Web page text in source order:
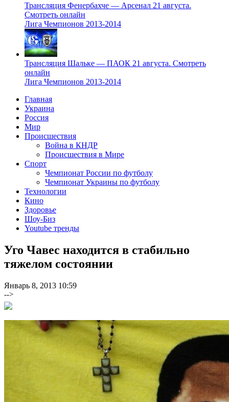
Трансляция Фенербахче — Арсенал 21 августа.
Смотреть онлайн
Лига Чемпионов 2013-2014
Трансляция Шальке — ПАОК 21 августа. Смотреть
онлайн
Лига Чемпионов 2013-2014
Главная
Украина
Россия
Мир
Происшествия
Война в КНДР
Происшествия в Мире
Спорт
Чемпионат России по футболу
Чемпионат Украины по футболу
Технологии
Кино
Здоровье
Шоу-Биз
Youtube тренды
Уго Чавес находится в стабильно
тяжелом состоянии
Январь 8, 2013 10:59
-->